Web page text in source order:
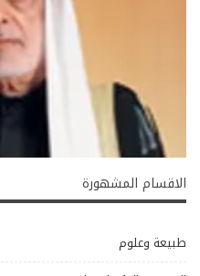
الاقسام المشهورة
طبيعة وعلوم